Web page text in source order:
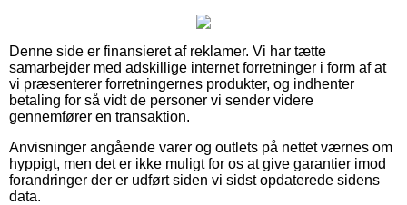
Denne side er finansieret af reklamer. Vi har tætte
samarbejder med adskillige internet forretninger i form af at
vi præsenterer forretningernes produkter, og indhenter
betaling for så vidt de personer vi sender videre
gennemfører en transaktion.
Anvisninger angående varer og outlets på nettet værnes om
hyppigt, men det er ikke muligt for os at give garantier imod
forandringer der er udført siden vi sidst opdaterede sidens
data.